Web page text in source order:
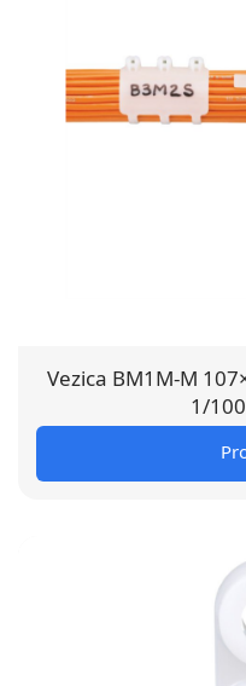
Vezica BM1M-M
1/